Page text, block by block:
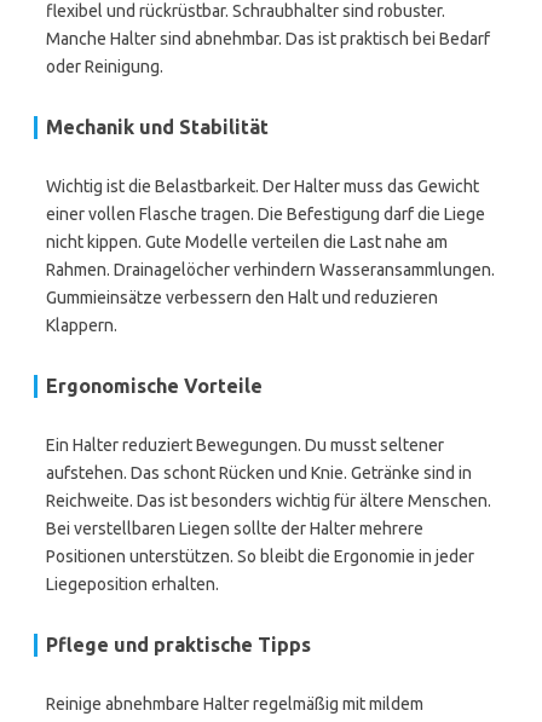
flexibel und rückrüstbar. Schraubhalter sind robuster.
Manche Halter sind abnehmbar. Das ist praktisch bei Bedarf
oder Reinigung.
Mechanik und Stabilität
Wichtig ist die Belastbarkeit. Der Halter muss das Gewicht
einer vollen Flasche tragen. Die Befestigung darf die Liege
nicht kippen. Gute Modelle verteilen die Last nahe am
Rahmen. Drainagelöcher verhindern Wasseransammlungen.
Gummieinsätze verbessern den Halt und reduzieren
Klappern.
Ergonomische Vorteile
Ein Halter reduziert Bewegungen. Du musst seltener
aufstehen. Das schont Rücken und Knie. Getränke sind in
Reichweite. Das ist besonders wichtig für ältere Menschen.
Bei verstellbaren Liegen sollte der Halter mehrere
Positionen unterstützen. So bleibt die Ergonomie in jeder
Liegeposition erhalten.
Pflege und praktische Tipps
Reinige abnehmbare Halter regelmäßig mit mildem